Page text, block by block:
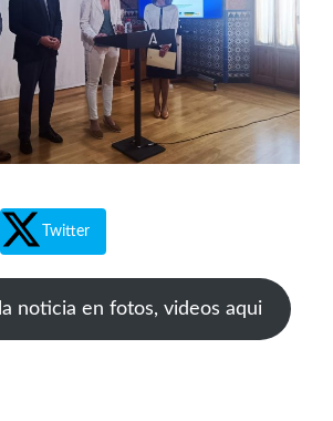
Twitter
noticia en fotos, videos aqui